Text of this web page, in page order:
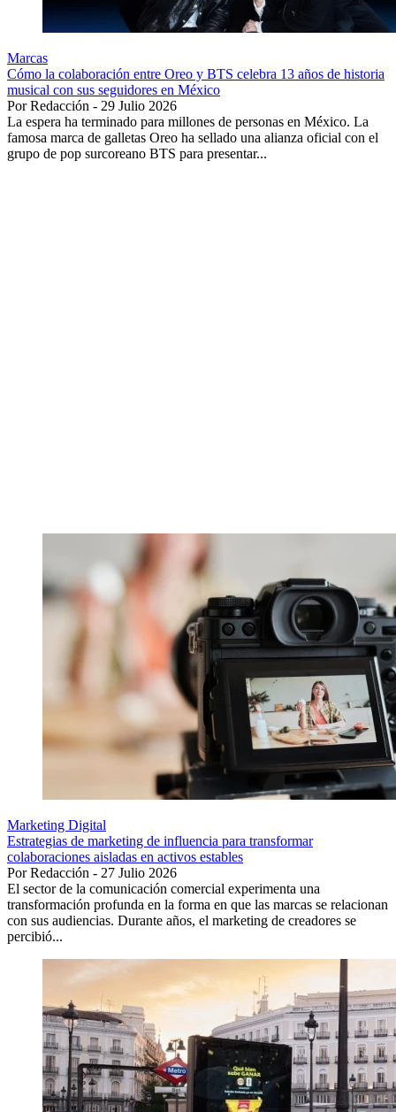
Marcas
Cómo la colaboración entre Oreo y BTS celebra 13 años de historia
musical con sus seguidores en México
Por Redacción - 29 Julio 2026
La espera ha terminado para millones de personas en México. La
famosa marca de galletas Oreo ha sellado una alianza oficial con el
grupo de pop surcoreano BTS para presentar...
Marketing Digital
Estrategias de marketing de influencia para transformar
colaboraciones aisladas en activos estables
Por Redacción - 27 Julio 2026
El sector de la comunicación comercial experimenta una
transformación profunda en la forma en que las marcas se relacionan
con sus audiencias. Durante años, el marketing de creadores se
percibió...